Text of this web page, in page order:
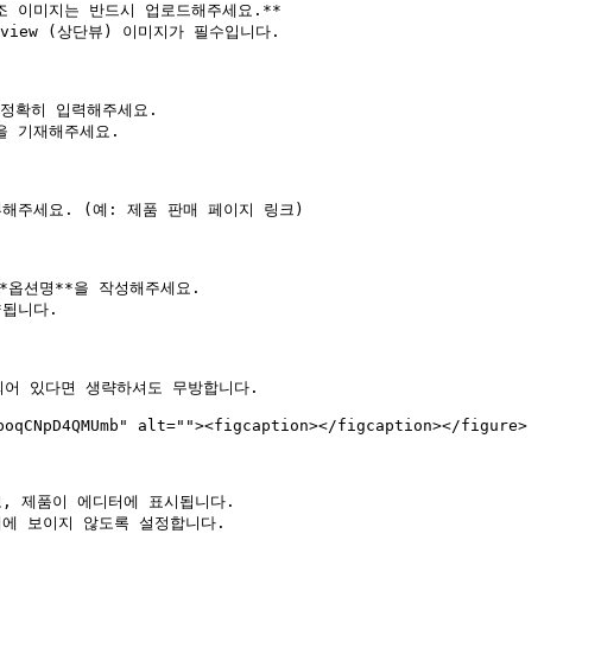
미지는 반드시 업로드해주세요.**
(상단뷰) 이미지가 필수입니다.
히 입력해주세요.
기재해주세요.
주세요. (예: 제품 판매 페이지 링크)
션명**을 작성해주세요.
니다.
있다면 생략하셔도 무방합니다.
alt=""><figcaption></figcaption></figure>
품이 에디터에 표시됩니다.
보이지 않도록 설정합니다.